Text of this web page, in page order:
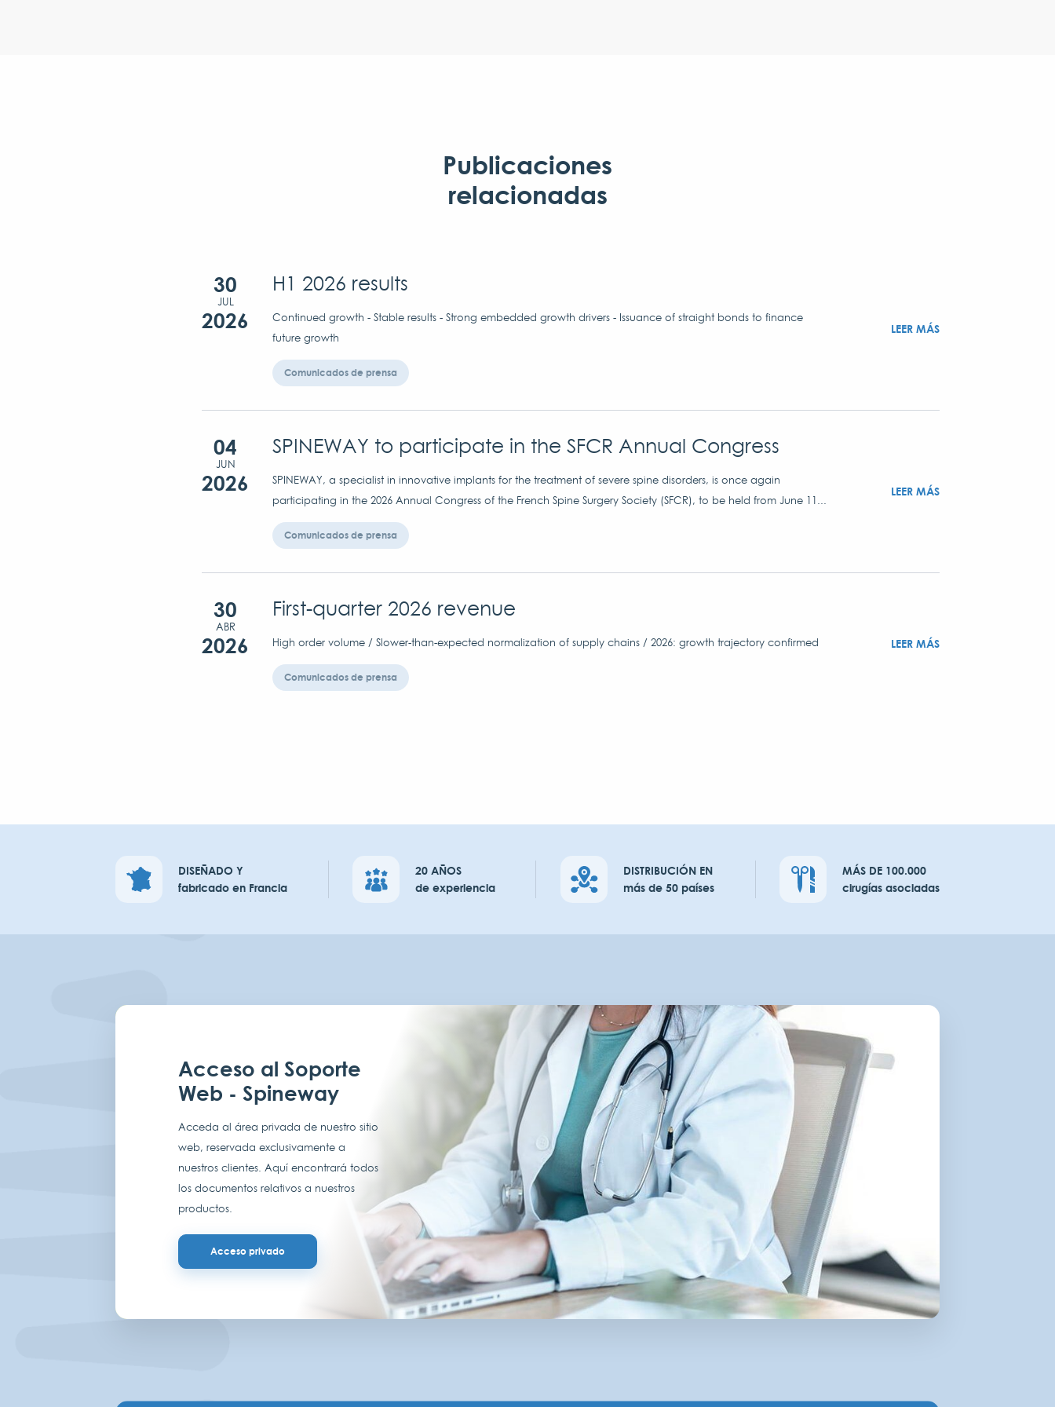
Publicaciones
relacionadas
30
JUL
2026
H1 2026 results
Continued growth - Stable results - Strong embedded growth drivers - Issuance of straight bonds to finance
future growth
Comunicados de prensa
LEER MÁS
04
JUN
2026
SPINEWAY to participate in the SFCR Annual Congress
SPINEWAY, a specialist in innovative implants for the treatment of severe spine disorders, is once again
participating in the 2026 Annual Congress of the French Spine Surgery Society (SFCR), to be held from June 11...
Comunicados de prensa
LEER MÁS
30
ABR
2026
First-quarter 2026 revenue
High order volume / Slower-than-expected normalization of supply chains / 2026: growth trajectory confirmed
Comunicados de prensa
LEER MÁS
DISEÑADO Y
fabricado en Francia
20 AÑOS
de experiencia
DISTRIBUCIÓN EN
más de 50 países
MÁS DE 100.000
cirugías asociadas
Acceso al Soporte
Web - Spineway
Acceda al área privada de nuestro sitio
web, reservada exclusivamente a
nuestros clientes. Aquí encontrará todos
los documentos relativos a nuestros
productos.
Acceso privado